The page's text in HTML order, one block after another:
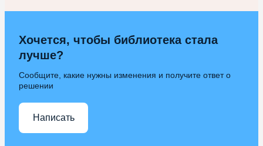
Хочется, чтобы библиотека стала
лучше?
Сообщите, какие нужны изменения и получите ответ о
решении
Написать